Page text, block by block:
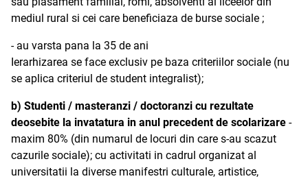
mediul rural si cei care beneficiaza de burse sociale ;
- au varsta pana la 35 de ani
Ierarhizarea se face exclusiv pe baza criteriilor sociale (nu
se aplica criteriul de student integralist);
b) Studenti / masteranzi / doctoranzi cu rezultate
deosebite la invatatura in anul precedent de scolarizare -
maxim 80% (din numarul de locuri din care s-au scazut
cazurile sociale); cu activitati in cadrul organizat al
universitatii la diverse manifestri culturale, artistice,